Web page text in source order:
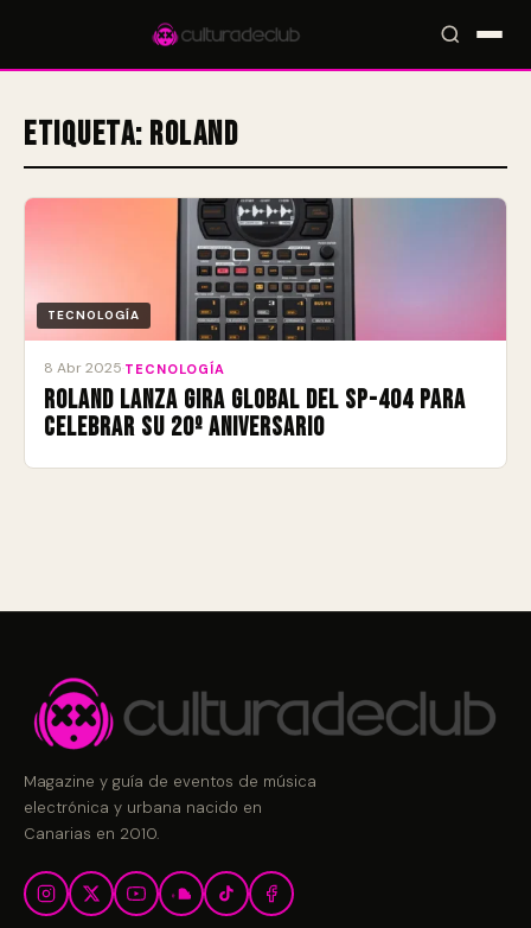
Accesos rápidos: 🎪 Eventos🎤 Artistas📍 Locales📰 Magazine
Etiqueta: Roland
TECNOLOGÍA
8 Abr 2025 TECNOLOGÍA
Roland lanza gira global del SP-404 para
celebrar su 20º aniversario
Magazine y guía de eventos de música
electrónica y urbana nacido en
Canarias en 2010.